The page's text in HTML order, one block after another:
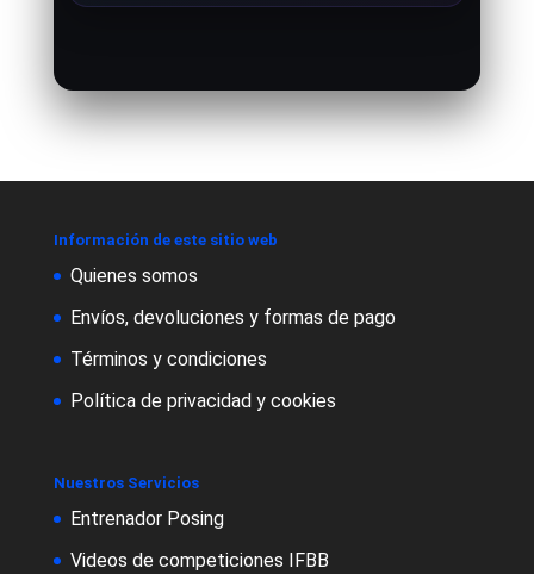
Información de este sitio web
Quienes somos
Envíos, devoluciones y formas de pago
Términos y condiciones
Política de privacidad y cookies
Nuestros Servicios
Entrenador Posing
Videos de competiciones IFBB